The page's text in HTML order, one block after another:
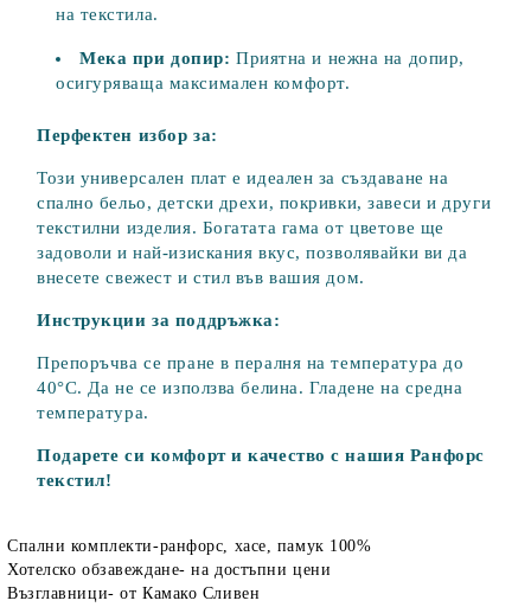
на текстила.
Мека при допир: Приятна и нежна на допир,
осигуряваща максимален комфорт.
Перфектен избор за:
Този универсален плат е идеален за създаване на
спално бельо, детски дрехи, покривки, завеси и други
текстилни изделия. Богатата гама от цветове ще
задоволи и най-изискания вкус, позволявайки ви да
внесете свежест и стил във вашия дом.
Инструкции за поддръжка:
Препоръчва се пране в пералня на температура до
40°C. Да не се използва белина. Гладене на средна
температура.
Подарете си комфорт и качество с нашия Ранфорс
текстил!
Спални комплекти-ранфорс, хасе, памук 100%
Хотелско обзавеждане- на достъпни цени
Възглавници- от Камако Сливен